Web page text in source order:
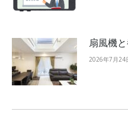
扇風機
2026年7月24